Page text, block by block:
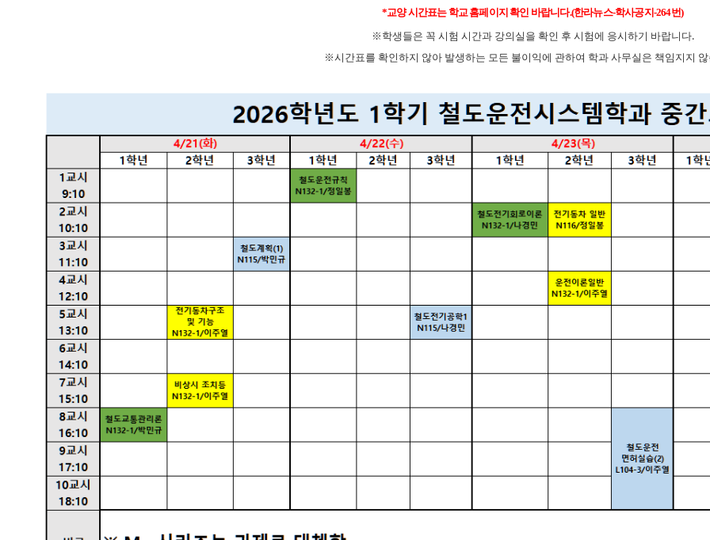
*교양 시간표는 학교 홈페이지 확인 바랍니다.(한라뉴스-학사공지-264번)
※학생들은 꼭 시험 시간과 강의실을 확인 후 시험에 응시하기 바랍니다.
※시간표를 확인하지 않아 발생하는 모든 불이익에 관하여 학과 사무실은 책임지지